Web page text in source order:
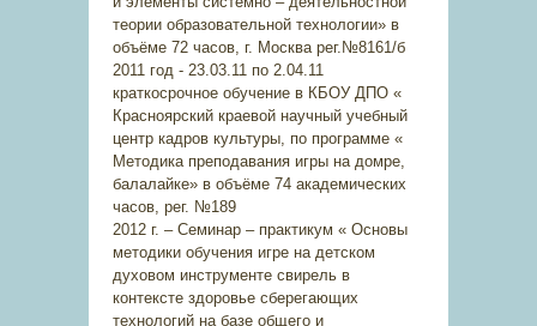
теории образовательной технологии» в
объёме 72 часов, г. Москва рег.№8161/б
2011 год - 23.03.11 по 2.04.11
краткосрочное обучение в КБОУ ДПО «
Красноярский краевой научный учебный
центр кадров культуры, по программе «
Методика преподавания игры на домре,
балалайке» в объёме 74 академических
часов, рег. №189
2012 г. – Семинар – практикум « Основы
методики обучения игре на детском
духовом инструменте свирель в
контексте здоровье сберегающих
технологий на базе общего и